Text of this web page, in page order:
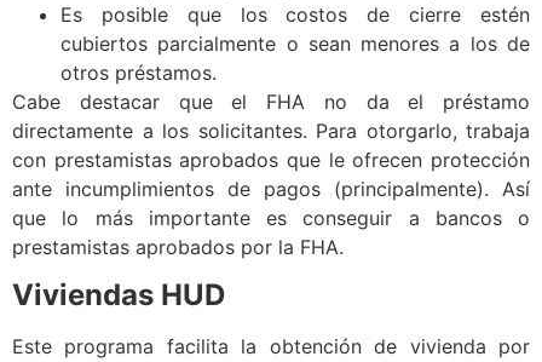
Es posible que los costos de cierre estén
cubiertos parcialmente o sean menores a los de
otros préstamos.
Cabe destacar que el FHA no da el préstamo
directamente a los solicitantes. Para otorgarlo, trabaja
con prestamistas aprobados que le ofrecen protección
ante incumplimientos de pagos (principalmente). Así
que lo más importante es conseguir a bancos o
prestamistas aprobados por la FHA.
Viviendas HUD
Este programa facilita la obtención de vivienda por